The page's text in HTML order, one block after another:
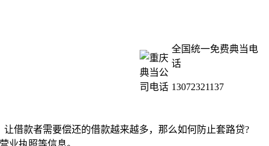
全国统一免费典当电
话
13072321137
借款者需要偿还的借款越来越多，那么如何防止套路贷?
业执照等信息。